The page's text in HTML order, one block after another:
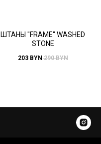
ШТАНЫ "FRAME" WASHED
STONE
203 BYN 290 BYN